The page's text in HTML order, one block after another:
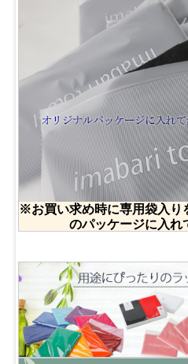
※お買い求め時に専用袋入り
のパッケージに入れ